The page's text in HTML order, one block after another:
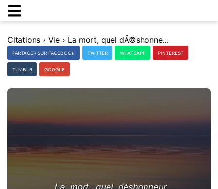
Citations › Vie › La mort, quel dÃ©shonneur ! Devenir soudain objet...
PARTAGER SUR FACEBOOK TWITTER WHATSAPP PINTEREST
TUMBLR GOOGLE